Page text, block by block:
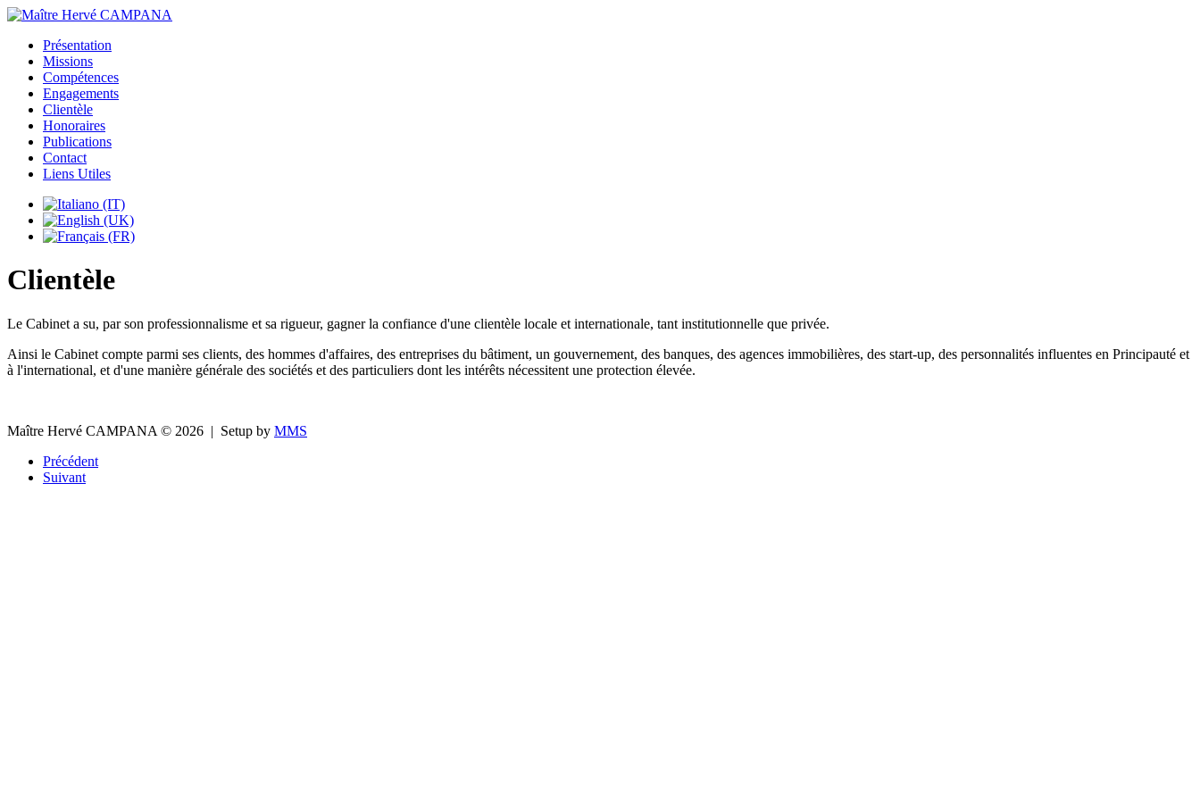
Présentation
Missions
Compétences
Engagements
Clientèle
Honoraires
Publications
Contact
Liens Utiles
Clientèle
Le Cabinet a su, par son professionnalisme et sa rigueur, gagner la confiance d'une clientèle locale et internationale, tant institutionnelle que privée.
Ainsi le Cabinet compte parmi ses clients, des hommes d'affaires, des entreprises du bâtiment, un gouvernement, des banques, des agences immobilières, des start-up, des personnalités influentes en Principauté et
à l'international, et d'une manière générale des sociétés et des particuliers dont les intérêts nécessitent une protection élevée.
Maître Hervé CAMPANA © 2026 | Setup by MMS
Précédent
Suivant